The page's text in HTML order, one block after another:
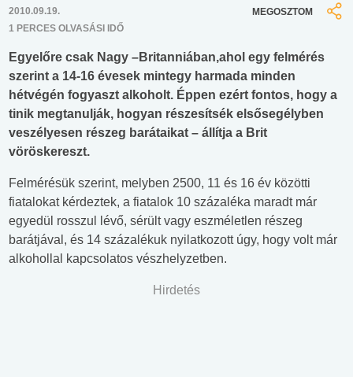
2010.09.19.
1 PERCES OLVASÁSI IDŐ
MEGOSZTOM
Egyelőre csak Nagy –Britanniában,ahol egy felmérés
szerint a 14-16 évesek mintegy harmada minden
hétvégén fogyaszt alkoholt. Éppen ezért fontos, hogy a
tinik megtanulják, hogyan részesítsék elsősegélyben
veszélyesen részeg barátaikat – állítja a Brit
vöröskereszt.
Felmérésük szerint, melyben 2500, 11 és 16 év közötti
fiatalokat kérdeztek, a fiatalok 10 százaléka maradt már
egyedül rosszul lévő, sérült vagy eszméletlen részeg
barátjával, és 14 százalékuk nyilatkozott úgy, hogy volt már
alkohollal kapcsolatos vészhelyzetben.
Hirdetés